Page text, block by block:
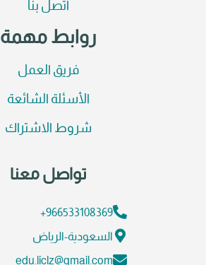
اتصل بنا
روابط مهمة
فريق العمل
الأسئلة الشائعة
شروط الاشتراك
تواصل معنا
966533108369+
السعودية-الرياض
edu.liclz@gmail.com